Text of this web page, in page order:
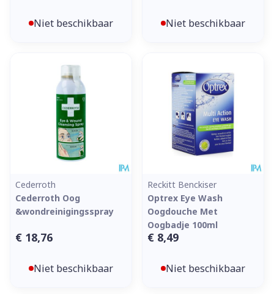
Niet beschikbaar Niet beschikbaar
Cederroth
Cederroth Oog
&wondreinigingsspray
€ 18,76
Niet beschikbaar
Reckitt Benckiser
Optrex Eye Wash
Oogdouche Met
Oogbadje 100ml
€ 8,49
Niet beschikbaar